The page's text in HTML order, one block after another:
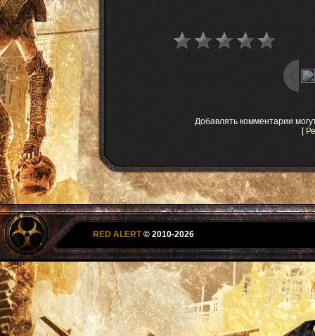
Добавлять комментарии
[
RED ALERT © 2010-2026